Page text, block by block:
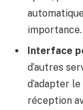
importance.
Interface
d’autres
d’adapter
réception